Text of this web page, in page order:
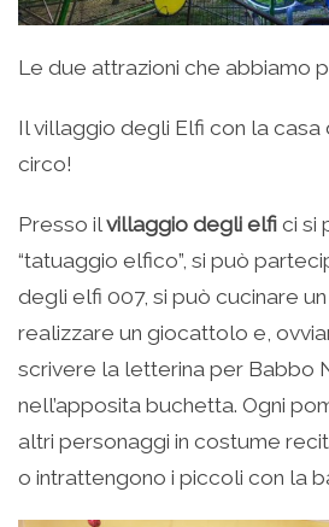
Le due attrazioni che abbiamo
Il villaggio degli Elfi con la
circo!
Presso ilvillaggio degli elfi ci si
“tatuaggio elfico”, si può
degli elfi 007, si può cucinare
realizzare un giocattolo e,
scrivere la letterina per Babbo
nell’apposita buchetta. Ogni
altri personaggi in costume
o intrattengono i piccoli con la